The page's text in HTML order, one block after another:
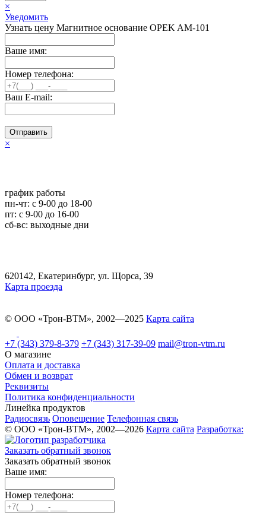
×
Уведомить
Узнать цену Магнитное основание OPEK AM-101
Ваше имя:
Номер телефона:
Ваш E-mail:
Отправить
×
график работы
пн-чт: c 9-00 до 18-00
пт: с 9-00 до 16-00
сб-вс: выходные дни
620142, Екатеринбург, ул. Щорса, 39
Карта проезда
© ООО «Трон-ВТМ», 2002—2025 Карта сайта
+7 (343) 379-8-379 +7 (343) 317-39-09 mail@tron-vtm.ru
О магазине
Оплата и доставка
Обмен и возврат
Реквизиты
Политика конфиденциальности
Линейка продуктов
Радиосвязь Оповещение Телефонная связь
© ООО «Трон-ВТМ», 2002—2026 Карта сайта Разработка:
Заказать обратный звонок
Заказать обратный звонок
Ваше имя:
Номер телефона: